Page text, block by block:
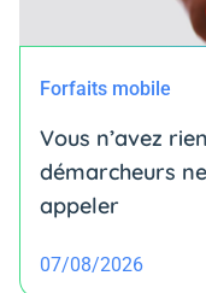
Forfaits mobile
Vous n’avez
démarcheurs
appeler
07/08/2026